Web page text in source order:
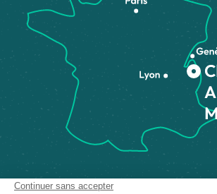
Comment venir ?